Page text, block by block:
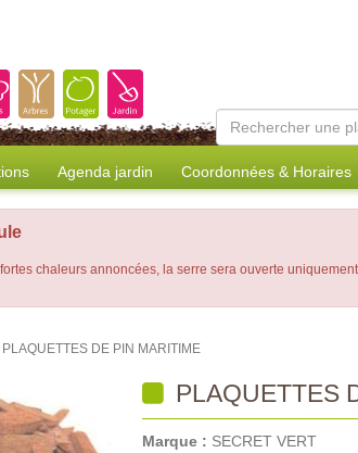
Agenda jardin Coordonnées & Horaires
chaleurs annoncées, la serre sera ouverte
PLAQUETTES DE PIN MARITIME
PLAQUETTES
Marque : SECRET VERT